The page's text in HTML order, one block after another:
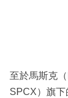
至於馬斯克
SPCX）旗